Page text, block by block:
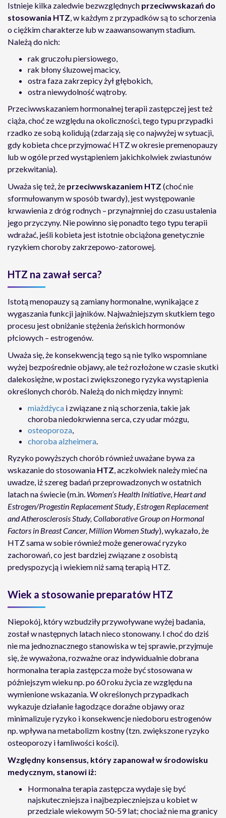
Istnieje kilka zaledwie bezwzględnych przeciwwskazań do
stosowania HTZ, w każdym z przypadków są to schorzenia
o ciężkim charakterze lub w zaawansowanym stadium.
Należą do nich:
rak gruczołu piersiowego,
rak błony śluzowej macicy,
ostra faza zakrzepicy żył głębokich,
ostra niewydolność wątroby.
Przeciwwskazaniem hormonalnej terapii zastępczej jest też
ciąża, choć ze względu na okoliczności, tego typu przypadki
rzadko ze sobą kolidują (zdarzają się co najwyżej w sytuacji,
gdy kobieta chce przyjmować HTZ w okresie premenopauzy
lub w ogóle przed wystąpieniem jakichkolwiek zwiastunów
przekwitania).
Uważa się też, że przeciwwskazaniem HTZ (choć nie
sformułowanym w sposób twardy), jest występowanie
krwawienia z dróg rodnych – przynajmniej do czasu ustalenia
jego przyczyny. Nie powinno się ponadto tego typu terapii
wdrażać, jeśli kobieta jest istotnie obciążona genetycznie
ryzykiem choroby zakrzepowo-zatorowej.
HTZ na zawał serca?
Istotą menopauzy są zamiany hormonalne, wynikające z
wygaszania funkcji jajników. Najważniejszym skutkiem tego
procesu jest obniżanie stężenia żeńskich hormonów
płciowych – estrogenów.
Uważa się, że konsekwencją tego są nie tylko wspomniane
wyżej bezpośrednie objawy, ale też rozłożone w czasie skutki
dalekosiężne, w postaci zwiększonego ryzyka wystąpienia
określonych chorób. Należą do nich między innymi:
miażdżyca i związane z nią schorzenia, takie jak
choroba niedokrwienna serca, czy udar mózgu,
osteoporoza,
choroba alzheimera.
Ryzyko powyższych chorób również uważane bywa za
wskazanie do stosowania HTZ, aczkolwiek należy mieć na
uwadze, iż szereg badań przeprowadzonych w ostatnich
latach na świecie (m.in. Women’s Health Initiative, Heart and
Estrogen/Progestin Replacement Study, Estrogen Replacement
and Atherosclerosis Study,Collaborative Group on Hormonal
Factors in Breast Cancer, Million Women Study), wykazało, że
HTZ sama w sobie również może generować ryzyko
zachorowań, co jest bardziej związane z osobistą
predyspozycją i wiekiem niż samą terapią HTZ.
Wiek a stosowanie preparatów HTZ
Niepokój, który wzbudziły przywoływane wyżej badania,
został w następnych latach nieco stonowany. I choć do dziś
nie ma jednoznacznego stanowiska w tej sprawie, przyjmuje
się, że wyważona, rozważne oraz indywidualnie dobrana
hormonalna terapia zastępcza może być stosowana w
późniejszym wieku np. po 60 roku życia ze względu na
wymienione wskazania. W określonych przypadkach
wykazuje działanie łagodzące doraźne objawy oraz
minimalizuje ryzyko i konsekwencje niedoboru estrogenów
np. wpływa na metabolizm kostny (tzn. zwiększone ryzyko
osteoporozy i łamliwości kości).
Względny konsensus, który zapanował w środowisku
medycznym, stanowi iż:
Hormonalna terapia zastępcza wydaje się być
najskuteczniejsza i najbezpieczniejsza u kobiet w
przedziale wiekowym 50-59 lat; chociaż nie ma granicy